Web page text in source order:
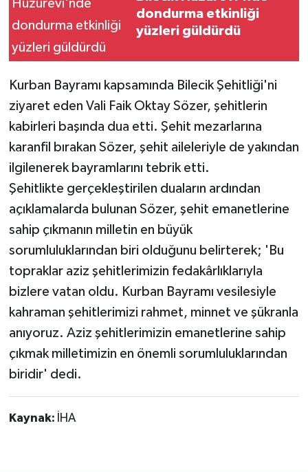
dondurma etkinliği
yüzleri güldürdü
Kurban Bayramı kapsamında Bilecik Şehitliği'ni
ziyaret eden Vali Faik Oktay Sözer, şehitlerin
kabirleri başında dua etti. Şehit mezarlarına
karanfil bırakan Sözer, şehit aileleriyle de yakından
ilgilenerek bayramlarını tebrik etti.
Şehitlikte gerçekleştirilen duaların ardından
açıklamalarda bulunan Sözer, şehit emanetlerine
sahip çıkmanın milletin en büyük
sorumluluklarından biri olduğunu belirterek; 'Bu
topraklar aziz şehitlerimizin fedakârlıklarıyla
bizlere vatan oldu. Kurban Bayramı vesilesiyle
kahraman şehitlerimizi rahmet, minnet ve şükranla
anıyoruz. Aziz şehitlerimizin emanetlerine sahip
çıkmak milletimizin en önemli sorumluluklarından
biridir' dedi.
Kaynak: İHA